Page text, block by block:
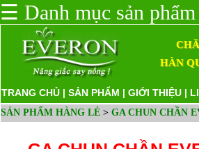
☰ Danh mục sản phẩm
HÀN
TRANG CHỦ | SẢN PHẨM | GIỚI THIỆU |
SẢN PHẨM HÀNG LẺ > GA CHUN CHẦN